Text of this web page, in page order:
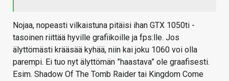
Nojaa, nopeasti vilkaistuna pitäisi ihan GTX 1050ti -
tasoinen riittää hyville grafiikoille ja fps:lle. Jos
älyttömästi krääsää kyhää, niin kai joku 1060 voi olla
parempi. Ei tuo nyt älyttömän ”haastava” ole graafisesti.
Esim. Shadow Of The Tomb Raider tai Kingdom Come